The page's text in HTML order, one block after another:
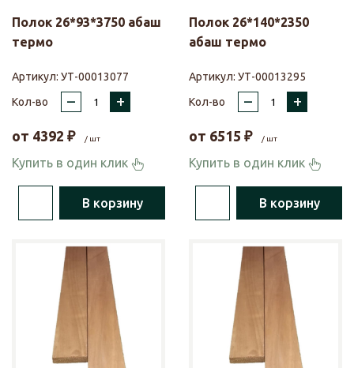
Полок 26*93*3750 абаш
термо
Артикул: УТ-00013077
Кол-во
– +
от 4392 ₽ / шт
Купить в один клик
В корзину
Полок 26*140*2350
абаш термо
Артикул: УТ-00013295
Кол-во
– +
от 6515 ₽ / шт
Купить в один клик
В корзину